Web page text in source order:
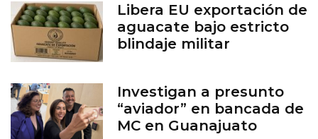
Libera EU exportación de
aguacate bajo estricto
blindaje militar
Investigan a presunto
“aviador” en bancada de
MC en Guanajuato